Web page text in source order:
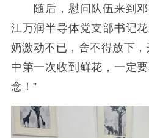
随后，慰问队伍来到邓
江万润半导体党支部书记
奶激动不已，舍不得放下，
中第一次收到鲜花，一定
念！”